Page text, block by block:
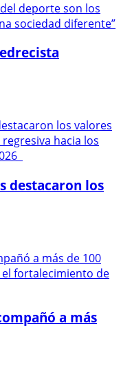
destacaron los
a más